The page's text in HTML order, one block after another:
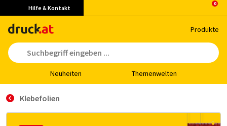
Hilfe & Kontakt
Pro­duk­te
Neu­hei­ten The­men­wel­ten
Klebefolien